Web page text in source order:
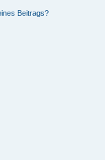
Beitrags?